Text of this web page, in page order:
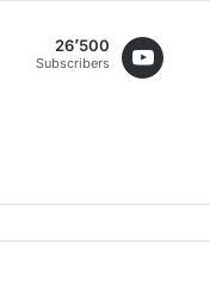
26٬500
Subscribers